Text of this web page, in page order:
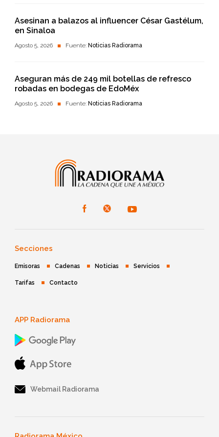
Asesinan a balazos al influencer César Gastélum,
en Sinaloa
Agosto 5, 2026 Fuente: Noticias Radiorama
Aseguran más de 249 mil botellas de refresco
robadas en bodegas de EdoMéx
Agosto 5, 2026 Fuente: Noticias Radiorama
Secciones
Emisoras Cadenas Noticias Servicios
Tarifas Contacto
APP Radiorama
Webmail Radiorama